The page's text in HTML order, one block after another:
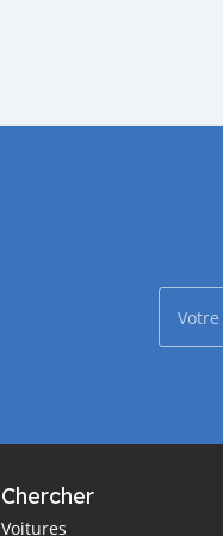
Chercher
Voitures